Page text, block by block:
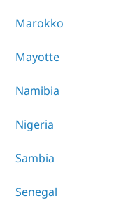
Marokko
Mayotte
Namibia
Nigeria
Sambia
Senegal